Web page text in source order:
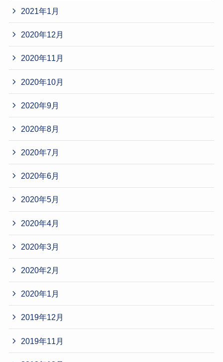
2021年1月
2020年12月
2020年11月
2020年10月
2020年9月
2020年8月
2020年7月
2020年6月
2020年5月
2020年4月
2020年3月
2020年2月
2020年1月
2019年12月
2019年11月